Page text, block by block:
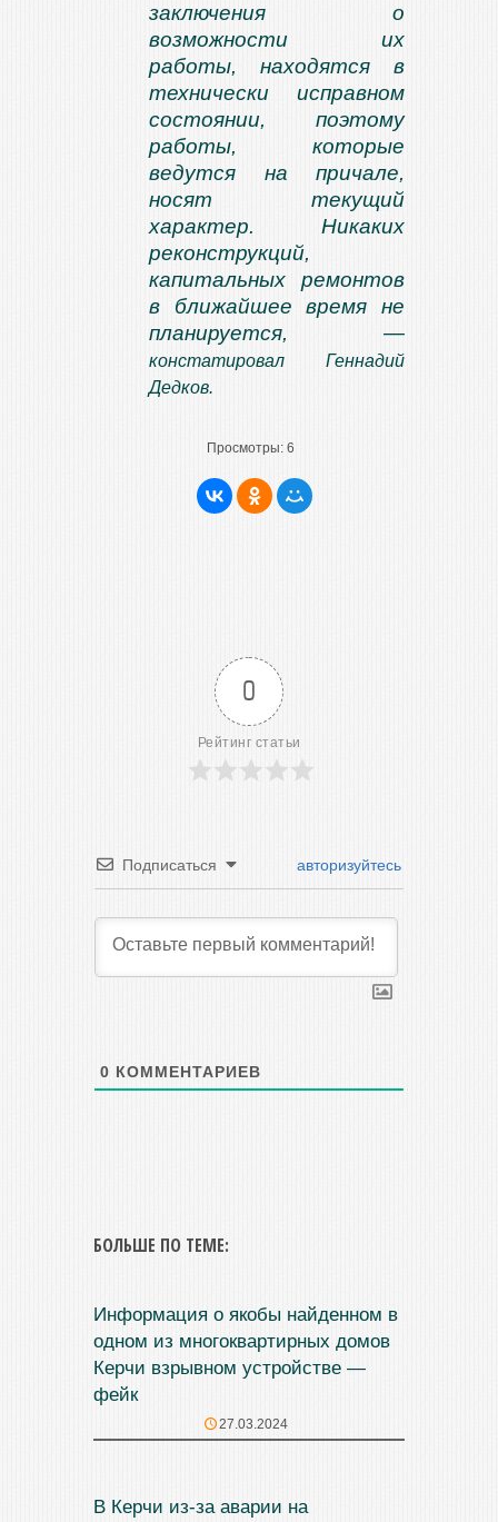
заключения о
возможности их
работы, находятся в
технически исправном
состоянии, поэтому
работы, которые
ведутся на причале,
носят текущий
характер. Никаких
реконструкций,
капитальных ремонтов
в ближайшее время не
планируется, —
констатировал Геннадий
Дедков.
Просмотры: 6
0
Рейтинг статьи
Подписаться авторизуйтесь
0 КОММЕНТАРИЕВ
БОЛЬШЕ ПО ТЕМЕ:
Информация о якобы найденном в
одном из многоквартирных домов
Керчи взрывном устройстве —
фейк
27.03.2024
В Керчи из-за аварии на